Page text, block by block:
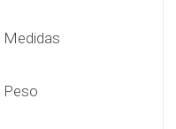
Medidas
Peso